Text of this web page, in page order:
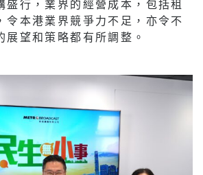
盛行，業界的經營成本，包括租
令本港業界競爭力不足，亦令不
展望和策略都有所調整。